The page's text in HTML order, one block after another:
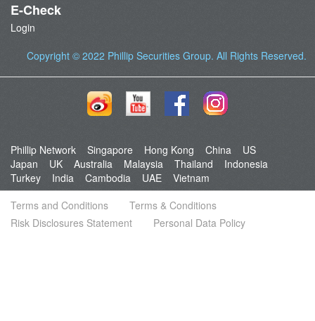
E-Check
Login
Copyright © 2022 Phillip Securities Group. All Rights Reserved.
Phillip Network Singapore Hong Kong China
US
Japan
UK Australia Malaysia Thailand
Indonesia
Turkey
India Cambodia UAE
Vietnam
Terms and Conditions
Terms & Conditions
Risk Disclosures Statement
Personal Data Policy